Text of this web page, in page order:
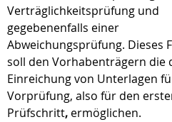
Verträglichkeitsprüfung und
gegebenenfalls einer
Abweichungsprüfung. Dieses
soll den Vorhabenträgern die
Einreichung von Unterlagen
Vorprüfung, also für den
Prüfschritt, ermöglichen.